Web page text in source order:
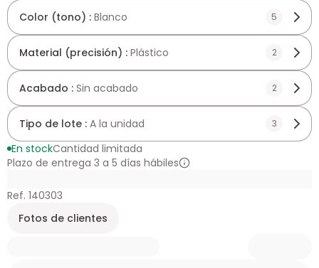
Color (tono) : Blanco 5
Material (precisión) : Plástico 2
Acabado : Sin acabado 2
Tipo de lote : A la unidad 3
En stockCantidad limitada
Plazo de entrega 3 a 5 días hábiles
Ref. 140303
Fotos de clientes